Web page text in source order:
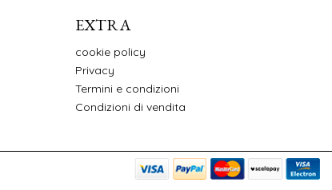
EXTRA
cookie policy
Privacy
Termini e condizioni
Condizioni di vendita